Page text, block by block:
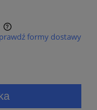
formy dostawy